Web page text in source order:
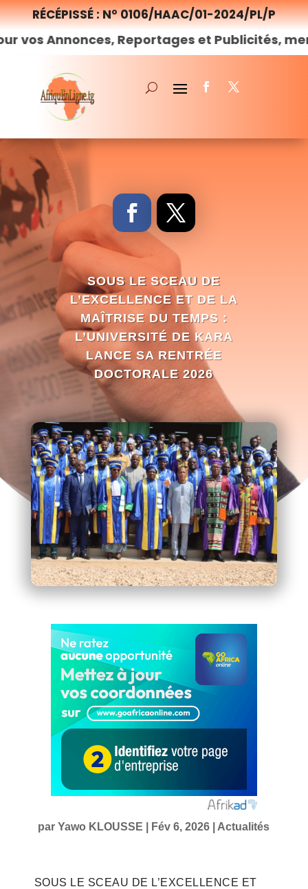
RÉCÉPISSÉ : N° 0106/HAAC/01-2024/PL/P
Reportages et Publicités, merci de
SOUS LE SCEAU DE
L’EXCELLENCE ET DE LA
MAÎTRISE DU TEMPS :
L’UNIVERSITÉ DE KARA
LANCE SA RENTRÉE
DOCTORALE 2026
parYawo KLOUSSE Fév 6, 2026 Actualités
SOUS LE SCEAU DE L’EXCELLENCE ET